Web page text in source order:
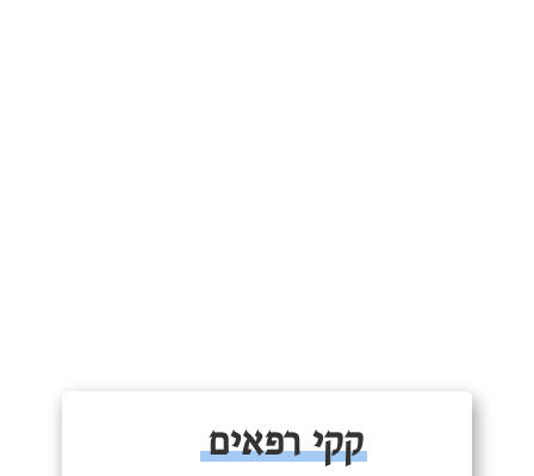
קקי רפאים